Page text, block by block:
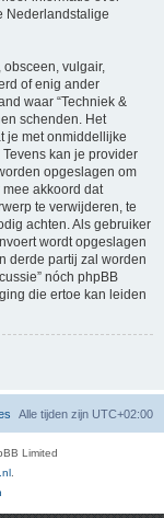
Nederlandstalige
vulgair,
of enig ander
waar “Techniek &
schenden. Het
je met onmiddellijke
kan je provider
opgeslagen om
akkoord dat
te verwijderen, te
achten. Als gebruiker
wordt opgeslagen
derde partij zal worden
nóch phpBB
die ertoe kan leiden
Alle tijden zijn UTC+02:00
Limited